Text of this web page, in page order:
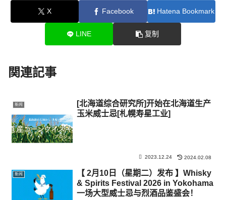
X Facebook Hatena Bookmark
LINE 复制
関連記事
新闻
[北海道综合研究所]开始在北海道生产
玉米威士忌[札幌寿星工业]
2023.12.24 2024.02.08
新闻
【 2月10日（星期二）发布 】Whisky
& Spirits Festival 2026 in Yokohama
一场大型威士忌与烈酒品鉴盛会！